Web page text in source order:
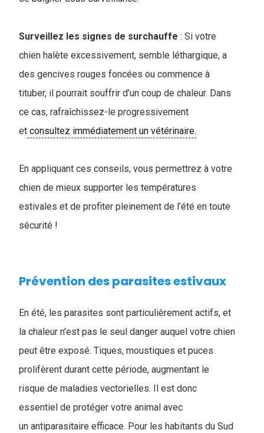
Surveillez les signes de surchauffe : Si votre
chien halète excessivement, semble léthargique, a
des gencives rouges foncées ou commence à
tituber, il pourrait souffrir d’un coup de chaleur. Dans
ce cas, rafraîchissez-le progressivement
et consultez immédiatement un vétérinaire.
En appliquant ces conseils, vous permettrez à votre
chien de mieux supporter les températures
estivales et de profiter pleinement de l’été en toute
sécurité !
Prévention des parasites estivaux
En été, les parasites sont particulièrement actifs, et
la chaleur n'est pas le seul danger auquel votre chien
peut être exposé. Tiques, moustiques et puces
prolifèrent durant cette période, augmentant le
risque de maladies vectorielles. Il est donc
essentiel de protéger votre animal avec
un antiparasitaire efficace. Pour les habitants du Sud